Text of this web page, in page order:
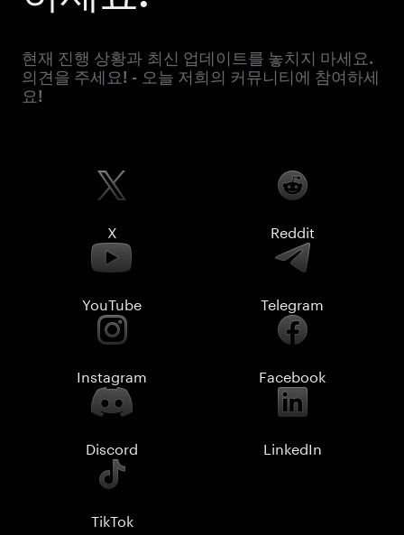
현재 진행 상황과 최신 업데이트를 놓치지 마세요.
의견을 주세요! - 오늘 저희의 커뮤니티에 참여하세
요!
X Reddit
YouTube Telegram
Instagram Facebook
Discord LinkedIn
TikTok